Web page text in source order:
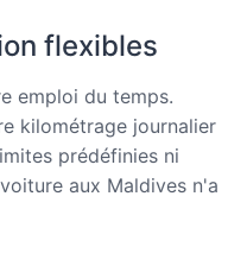
flexibles
emploi du temps.
kilométrage journalier
prédéfinies ni
aux Maldives n'a